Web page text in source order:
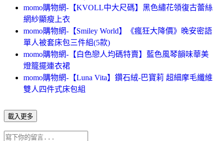
momo購物網-【KVOLL中大尺碼】黑色繡花領復古蕾絲
網紗顯瘦上衣
momo購物網-【Smiley World】《瘋狂大降價》晚安密語
單人被套床包三件組(5款)
momo購物網-【白色戀人均碼特賣】藍色風琴韻味華美
燈籠擺連衣裙
momo購物網-【Luna Vita】鑽石絨-巴寶莉 超細摩毛纖維
雙人四件式床包組
載入更多